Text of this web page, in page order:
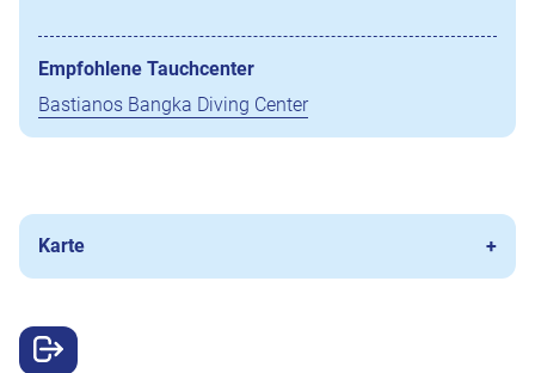
Empfohlene Tauchcenter
Bastianos Bangka Diving Center
Karte